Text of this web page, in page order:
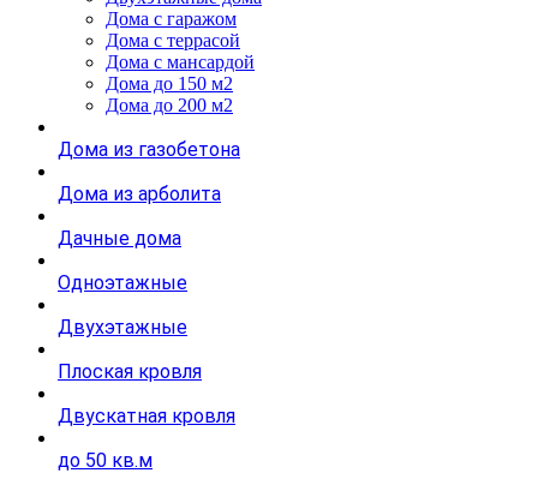
Дома с гаражом
Дома с террасой
Дома с мансардой
Дома до 150 м2
Дома до 200 м2
Дома из газобетона
Дома из арболита
Дачные дома
Одноэтажные
Двухэтажные
Плоская кровля
Двускатная кровля
до 50 кв.м